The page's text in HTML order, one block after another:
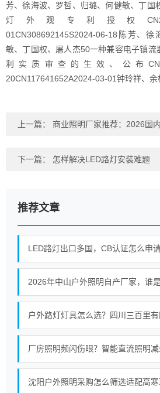
芳、徐海波、罗哲、归璐、何健敏、丁国
灯外观专利授权
01CN308692145S2024-06-18陈芳、
敏、丁国权、屠人杰50一种兼容电子镇流
利实质审查的生效、公布
20CN117641652A2024-03-01钟玲祥、
上一篇： 商业照明厂家推荐：2026国
下一篇： 怎样解决LED路灯安装难题
推荐文章
LED路灯出口多国，CB认证怎么申请
2026年中山户外照明自产厂家，谁
沈阳户外照明采购怎么筛选适配高